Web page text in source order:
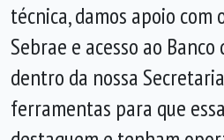
técnica, damos apoio com
Sebrae e acesso ao Banco
dentro da nossa
ferramentas para que